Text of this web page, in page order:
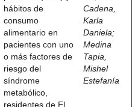
hábitos de
consumo
alimentario en
pacientes con uno
o más factores de
riesgo del
síndrome
metabólico,
residentes de El
Cadena,
Karla
Daniela;
Medina
Tapia,
Mishel
Estefanía